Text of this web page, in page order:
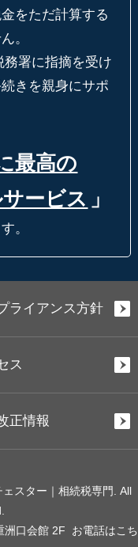
をただ計算する
。
署に指摘を受け
きを親身にサポ
最高の
ービス 」
。
ライアンス方針
ス
正情報
スター｜相続税専門. All
洲口会館 2F お電話はこち